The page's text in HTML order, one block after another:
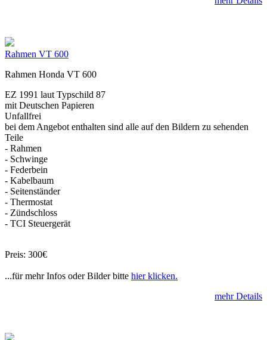
Rahmen VT 600
Rahmen Honda VT 600
EZ 1991 laut Typschild 87
mit Deutschen Papieren
Unfallfrei
bei dem Angebot enthalten sind alle auf den Bildern zu sehenden
Teile
- Rahmen
- Schwinge
- Federbein
- Kabelbaum
- Seitenständer
- Thermostat
- Zündschloss
- TCI Steuergerät
Preis: 300€
...für mehr Infos oder Bilder bitte hier klicken.
mehr Details